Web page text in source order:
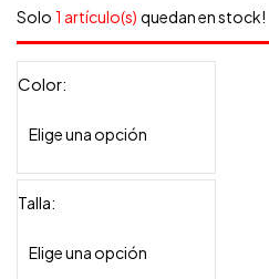
Solo 1 artículo(s) quedan en stock!
Color
Talla